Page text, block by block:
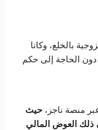
بالخلع، وكانا
دون الحاجة إلى حكم
منصة ناجز، حيث
ذلك العوض المالي